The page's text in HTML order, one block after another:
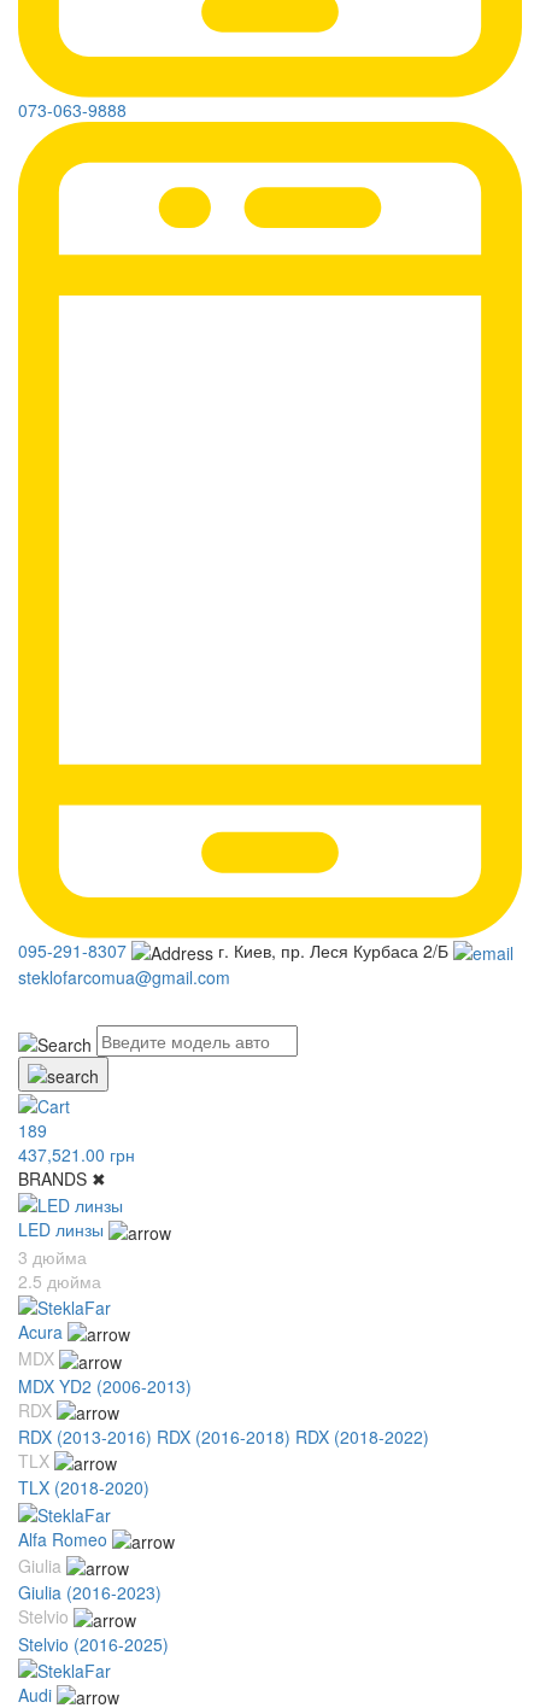
073-063-9888
095-291-8307
г. Киев, пр. Леся Курбаса 2/Б
steklofarcomua@gmail.com
189
437,521.00 грн
BRANDS ✖
LED линзы
3 дюйма
2.5 дюйма
Acura
MDX
MDX YD2 (2006-2013)
RDX
RDX (2013-2016) RDX (2016-2018) RDX (2018-2022)
TLX
TLX (2018-2020)
Alfa Romeo
Giulia
Giulia (2016-2023)
Stelvio
Stelvio (2016-2025)
Audi